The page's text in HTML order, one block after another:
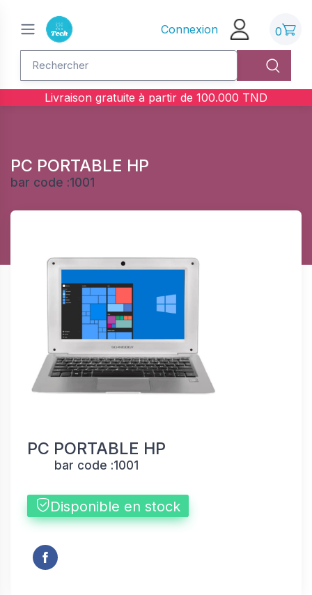
Connexion 0
Livraison gratuite à partir de 100.000 TND
PC PORTABLE HP
bar code :1001
PC PORTABLE HP
bar code :1001
Disponible en stock